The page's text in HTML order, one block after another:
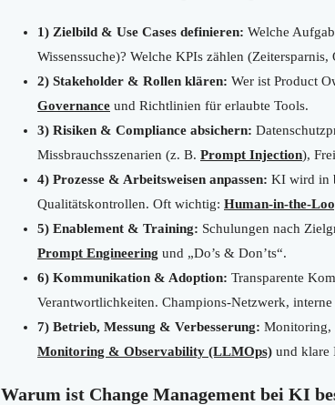
1) Zielbild & Use Cases definieren: Welche
Wissenssuche)? Welche KPIs zählen
2) Stakeholder & Rollen klären: Wer ist Product
Governance und Richtlinien für erlaubte Tools.
3) Risiken & Compliance absichern:
Missbrauchsszenarien (z. B. Prompt Injection),
4) Prozesse & Arbeitsweisen anpassen: KI wird in
Qualitätskontrollen. Oft wichtig: Human-in-the-
5) Enablement & Training: Schulungen nach
Prompt Engineering und „Do’s & Don’ts“.
6) Kommunikation & Adoption: Transparente
Verantwortlichkeiten. Champions-Netzwerk,
7) Betrieb, Messung & Verbesserung: Monitoring,
Monitoring & Observability (LLMOps) und klare
Warum ist Change Management bei KI